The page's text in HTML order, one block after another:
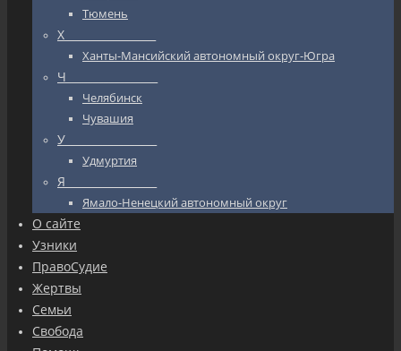
Тюмень
Х_________________
Ханты-Мансийский автономный округ-Югра
Ч_________________
Челябинск
Чувашия
У_________________
Удмуртия
Я_________________
Ямало-Ненецкий автономный округ
О сайте
Узники
ПравоСудие
Жертвы
Семьи
Свобода